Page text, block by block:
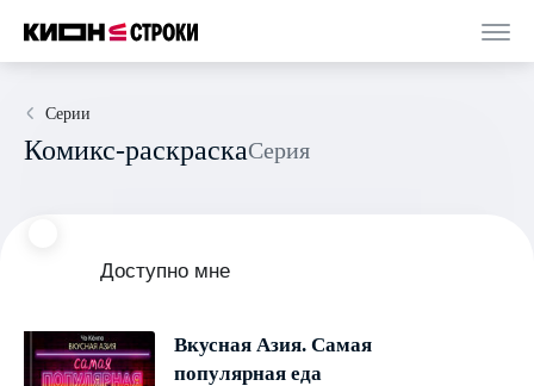
Серии
Комикс-раскраска Серия
Доступно мне
Вкусная Азия. Самая
популярная еда